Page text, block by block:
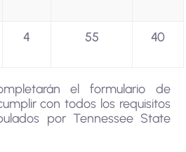
4 55 40
el formulario de
con todos los requisitos
por Tennessee State